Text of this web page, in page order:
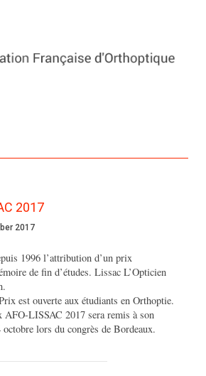
2017
2017
1996 l’attribution d’un prix
de fin d’études. Lissac L’Opticien
est ouverte aux étudiants en Orthoptie.
AFO-LISSAC 2017 sera remis à son
lors du congrès de Bordeaux.